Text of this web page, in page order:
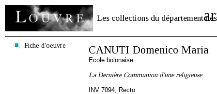
Les collections du département des
Fiche d'oeuvre CANUTI Domenico Maria
Ecole bolonaise
La Dernière Communion d'une religieuse
INV 7094, Recto